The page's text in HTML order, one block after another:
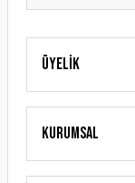
Üyelik
Kurumsal